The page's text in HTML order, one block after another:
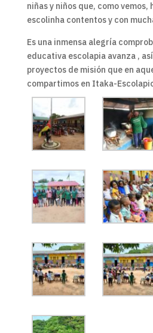
niñas y niños que, como vemos,
escolinha contentos y con
Es una inmensa alegría
educativa escolapia avanza ,
proyectos de misión que en
compartimos en Itaka-